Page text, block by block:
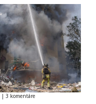
| 3 komentáre